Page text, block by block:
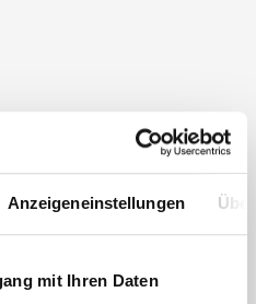
Anzeigeneinstellungen
mit Ihren Daten